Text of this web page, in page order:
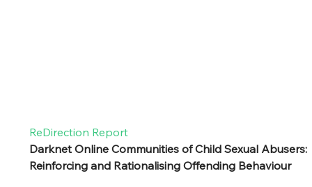
ReDirection Report
Darknet Online Communities of Child Sexual Abusers:
Reinforcing and Rationalising Offending Behaviour